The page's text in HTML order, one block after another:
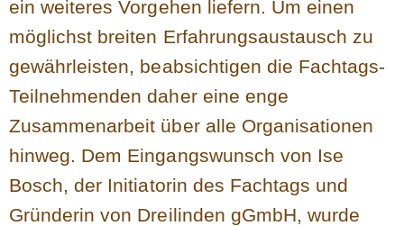
ein weiteres Vorgehen liefern. Um einen
möglichst breiten Erfahrungsaustausch zu
gewährleisten, beabsichtigen die Fachtags-
Teilnehmenden daher eine enge
Zusammenarbeit über alle Organisationen
hinweg. Dem Eingangswunsch von Ise
Bosch, der Initiatorin des Fachtags und
Gründerin von Dreilinden gGmbH, wurde